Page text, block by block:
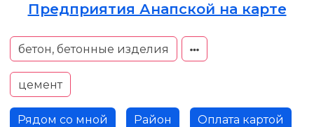
Предприятия Анапской на карте
бетон, бетонные изделия
цемент
Рядом со мной Район Оплата картой